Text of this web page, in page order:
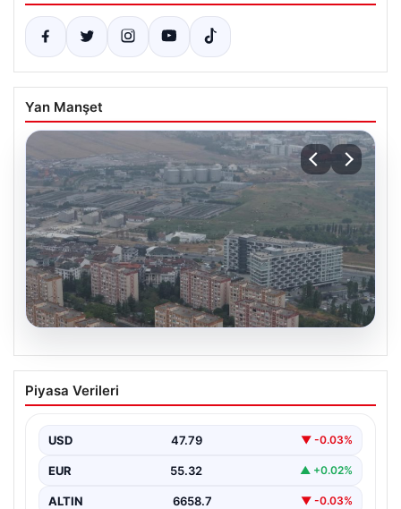
Yan Manşet
İstanbul’da Yaz Ortasında Soğuk Hava
ve Leylek Göçü
hava durumuyla karşı karşıya kaldı. Genellikle sıcak…
Piyasa Verileri
USD 47.79 ▼ -0.03%
EUR 55.32 ▲ +0.02%
ALTIN 6658.7 ▼ -0.03%